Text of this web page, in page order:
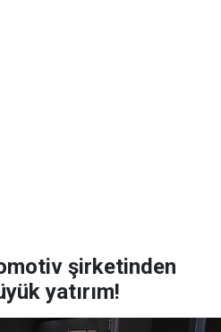
şirketinden
yatırım!